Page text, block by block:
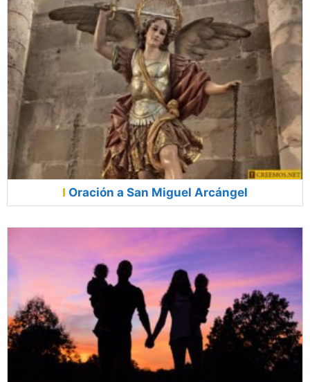
Oración a San Miguel Arcángel